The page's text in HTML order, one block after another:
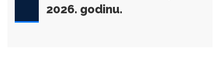
2026. godinu.